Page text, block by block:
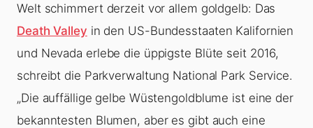
Welt schimmert derzeit vor allem goldgelb: Das
Death Valley in den US-Bundesstaaten Kalifornien
und Nevada erlebe die üppigste Blüte seit 2016,
schreibt die Parkverwaltung National Park Service.
„Die auffällige gelbe Wüstengoldblume ist eine der
bekanntesten Blumen, aber es gibt auch eine